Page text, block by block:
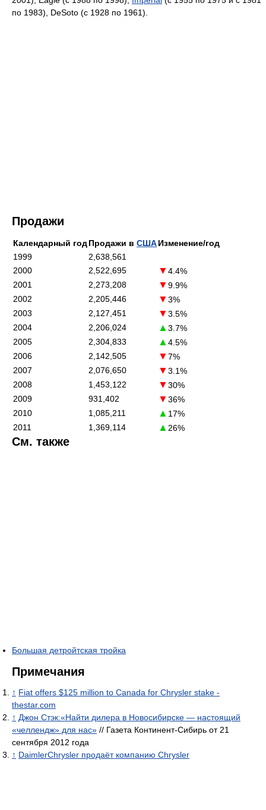
по 1983), DeSoto (с 1928 по 1961).
Продажи
Календарный годПродажи в СШАИзменение/год
1999
2,638,561
2000
2,522,695 ▼4.4%
2001
2,273,208 ▼9.9%
2002
2,205,446 ▼3%
2003
2,127,451 ▼3.5%
2004
2,206,024 ▲3.7%
2005
2,304,833 ▲4.5%
2006
2,142,505 ▼7%
2007
2,076,650 ▼3.1%
2008
1,453,122 ▼30%
2009
931,402 ▼36%
2010
1,085,211 ▲ 17%
2011
1,369,114 ▲ 26%
См. также
Большая детройтская тройка
Примечания
↑ Fiat offers $125 million to Canada for Chrysler stake -
thestar.com
↑ Джон Стэк:«Найти дилера в Новосибирске — настоящий
«челлендж» для нас» // Газета Континент-Сибирь от 21
сентября 2012 года
↑ DaimlerChrysler продаёт компанию Chrysler